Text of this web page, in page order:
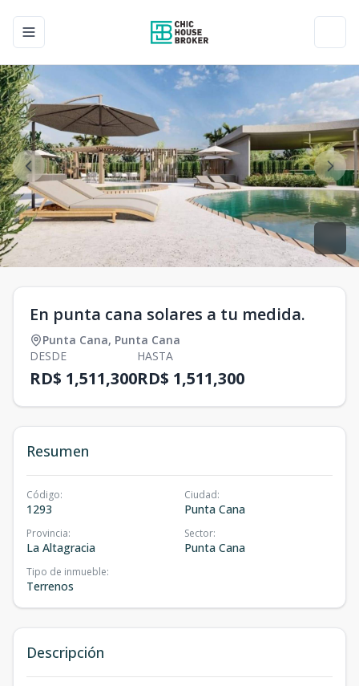
Toggle navigation menu
En punta cana solares a tu medida.
Punta Cana, Punta Cana
DESDE
RD$ 1,511,300
HASTA
RD$ 1,511,300
Resumen
Código:
1293
Ciudad:
Punta Cana
Provincia:
La Altagracia
Sector:
Punta Cana
Tipo de inmueble:
Terrenos
Descripción